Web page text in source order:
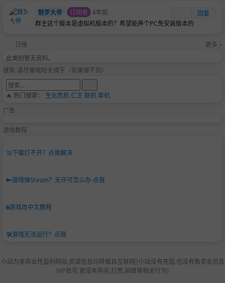
魅罗大帝
订阅者 4年前
回复
群主这个版本是虚拟机版本的？希望能弄个PC免安装版本的
日榜
更多 »
此类别暂无资料。
搜索-请尽量缩短关键字（如果搜不到）
🔥 热门搜索： 生化危机仁王 联机单机
广告
游戏教程
🚀下载打不开？点我解决
🔑游戏弹Steam？无许可怎么办-点我
🌐游戏改中文教程
🛠️游戏无法运行？点我
小站为非商业性盈利网站,资源信息均转载自互联网|[小站没有充值.也没有售卖会员及
VIP账号.更没有购买,打赏,捐赠等相关行为]